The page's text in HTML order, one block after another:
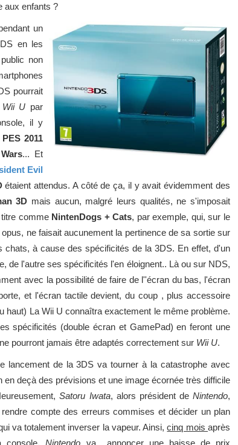
aux enfants ?
un
en les
non
pourrait
Wii U par
il y
PES 2011
... Et
Evil
étaient attendus. A côté de ça, il y avait évidemment des
3D mais aucun, malgré leurs qualités, ne s'imposait
comme NintenDogs + Cats, par exemple, qui, sur le
ne faisait aucunement la pertinence de sa sortie sur
chats, à cause des spécificités de la 3DS. En effet, d'un
de l'autre ses spécificités l'en éloignent.. Là ou sur NDS,
avec la possibilité de faire de l''écran du bas, l'écran
et l'écran tactile devient, du coup , plus accessoire
haut) La Wii U connaîtra exactement le même problème.
spécificités (double écran et GamePad) en feront une
pourront jamais être adaptés correctement sur Wii U.
lancement de la 3DS va tourner à la catastrophe avec
en deçà des prévisions et une image écornée très difficile
Satoru Iwata, alors président de Nintendo,
compte des erreurs commises et décider un plan
va totalement inverser la vapeur. Ainsi,cinq moisaprès
console, Nintendo va annoncer une baisse de prix